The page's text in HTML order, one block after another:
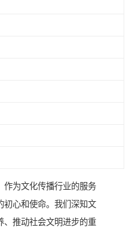
作为文化传播行业的服务
初心和使命。我们深知文
、推动社会文明进步的重